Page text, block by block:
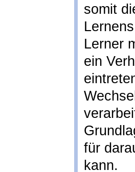
somit
Lerner
ein
für
kann.